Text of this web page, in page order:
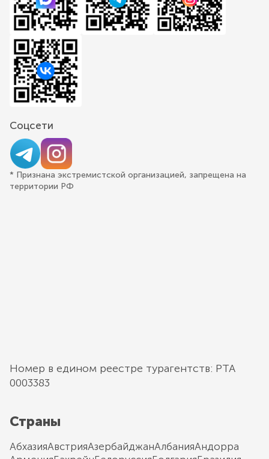
Соцсети
* Признана экстремистской организацией, запрещена на
территории РФ
Номер в едином реестре турагентств: РТА
0003383
Страны
АбхазияАвстрияАзербайджанАлбанияАндорра